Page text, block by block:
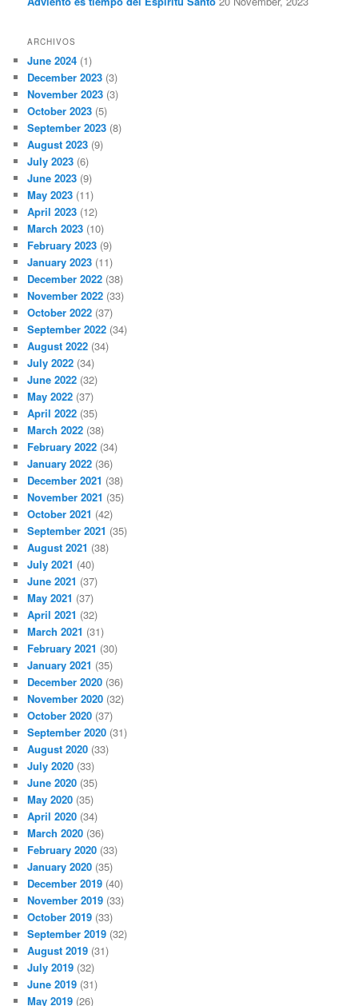
ARCHIVOS
June 2024 (1)
December 2023 (3)
November 2023 (3)
October 2023 (5)
September 2023 (8)
August 2023 (9)
July 2023 (6)
June 2023 (9)
May 2023 (11)
April 2023 (12)
March 2023 (10)
February 2023 (9)
January 2023 (11)
December 2022 (38)
November 2022 (33)
October 2022 (37)
September 2022 (34)
August 2022 (34)
July 2022 (34)
June 2022 (32)
May 2022 (37)
April 2022 (35)
March 2022 (38)
February 2022 (34)
January 2022 (36)
December 2021 (38)
November 2021 (35)
October 2021 (42)
September 2021 (35)
August 2021 (38)
July 2021 (40)
June 2021 (37)
May 2021 (37)
April 2021 (32)
March 2021 (31)
February 2021 (30)
January 2021 (35)
December 2020 (36)
November 2020 (32)
October 2020 (37)
September 2020 (31)
August 2020 (33)
July 2020 (33)
June 2020 (35)
May 2020 (35)
April 2020 (34)
March 2020 (36)
February 2020 (33)
January 2020 (35)
December 2019 (40)
November 2019 (33)
October 2019 (33)
September 2019 (32)
August 2019 (31)
July 2019 (32)
June 2019 (31)
May 2019 (26)